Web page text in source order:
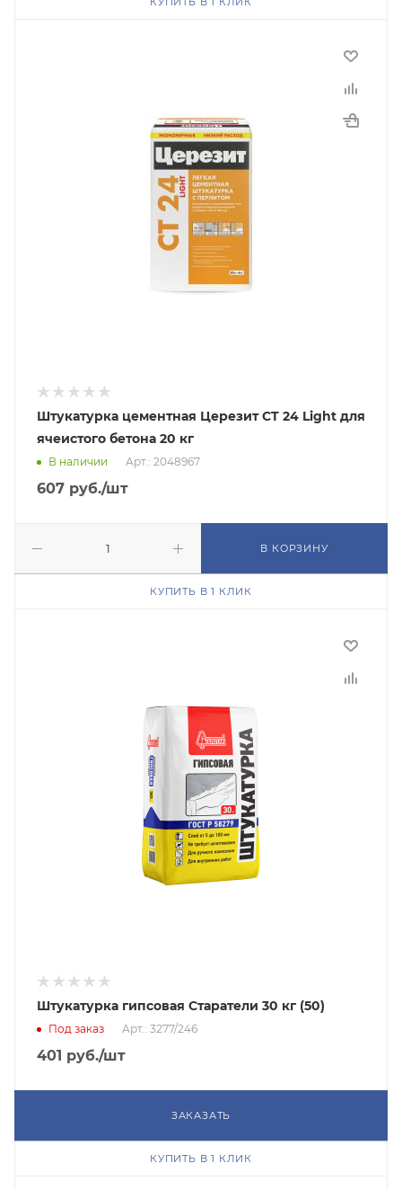
Штукатурка цементная Церезит CT 24 Light для
ячеистого бетона 20 кг
В наличии Арт.: 2048967
607 руб./шт
В КОРЗИНУ
КУПИТЬ В 1 КЛИК
Штукатурка гипсовая Старатели 30 кг (50)
Под заказ Арт.: 3277/246
401 руб./шт
ЗАКАЗАТЬ
КУПИТЬ В 1 КЛИК